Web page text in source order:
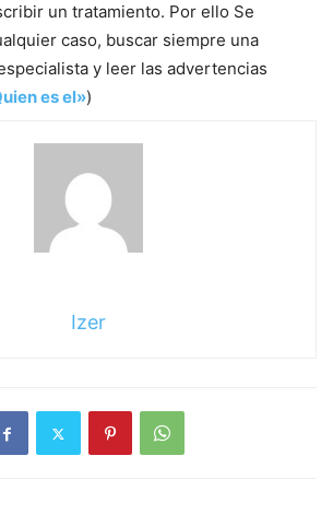
un tratamiento. Por ello Se
caso, buscar siempre una
y leer las advertencias
es el»)
Izer